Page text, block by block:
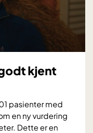
kjent
pasienter med
en ny vurdering
Dette er en